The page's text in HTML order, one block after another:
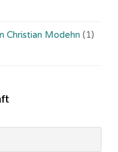
Christian Modehn (1)